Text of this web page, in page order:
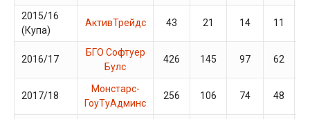
2015/16
(Купа)
АктивТрейдс 43 21 14 11
2016/17
БГО Софтуер
Булс
426 145 97 62
2017/18
Монстарс-
ГоуТуАдминс
256 106 74 48